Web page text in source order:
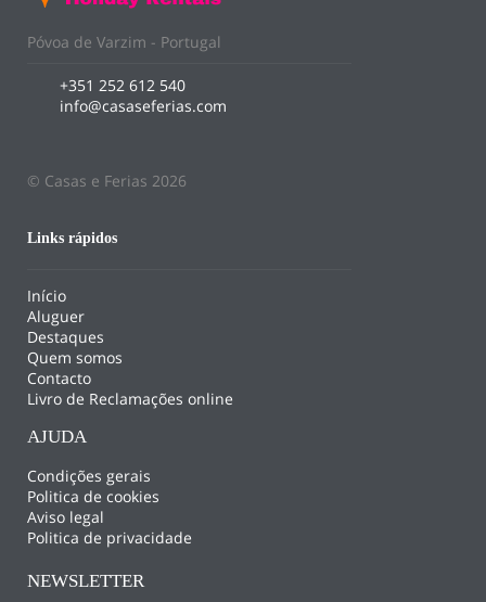
Póvoa de Varzim - Portugal
+351 252 612 540
info@casaseferias.com
© Casas e Ferias 2026
Links rápidos
Início
Aluguer
Destaques
Quem somos
Contacto
Livro de Reclamações online
AJUDA
Condições gerais
Politica de cookies
Aviso legal
Politica de privacidade
NEWSLETTER